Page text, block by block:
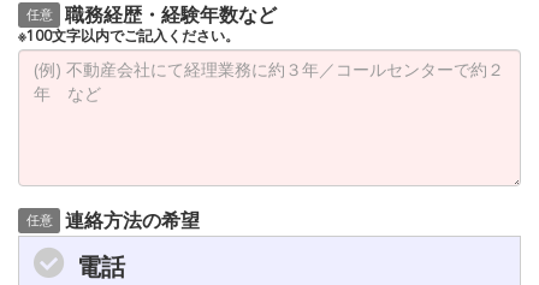
任意 職務経歴・経験年数など
※100文字以内でご記入ください。
任意 連絡方法の希望
電話